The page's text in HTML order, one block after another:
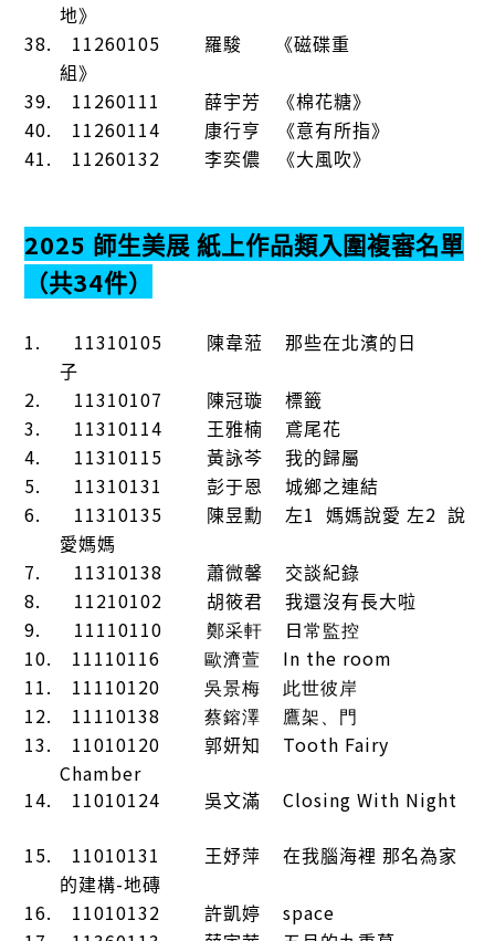
地》
38. 11260105 羅駿
《磁碟重
組》
39. 11260111薛宇芳 《棉花糖》
40. 11260114 康行亨 《意有所指》
41. 11260132李奕儂 《大風吹》
2025 師生美展 紙上作品類入圍複審名單
（共34件）
1. 11310105 陳韋蒞
那些在北濱的日
子
2. 11310107 陳冠璇 標籤
3. 11310114 王雅楠 鳶尾花
4. 11310115黃詠芩 我的歸屬
5. 11310131彭于恩 城鄉之連結
6. 11310135 陳昱勳 左1媽媽說愛 左2說
愛媽媽
7. 11310138蕭微馨 交談紀錄
8. 11210102胡筱君 我還沒有長大啦
9. 11110110鄭采軒 日常監控
10. 11110116歐濟萱
In the room
11.
11110120吳景梅 此世彼岸
12. 11110138蔡鎔澤 鷹架、門
13. 11010120郭妍知
Tooth Fairy
Chamber
14.
11010124 吳文滿 Closing With Night
15. 11010131 王妤萍 在我腦海裡 那名為家
的建構-地磚
16. 11010132許凱婷
space